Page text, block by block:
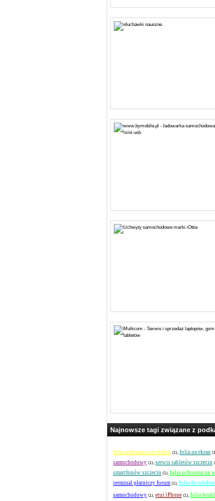
Najnowsze tagi związane z
folia ochronna na telefon (1), folia na ekran
samochodowy (1), serwis tabletów szczecin
smartfonów szczecin (1), folia ochronna na
terminal płatniczy forum (1), folia do
samochodowy (1), etui iPhone (1), folia